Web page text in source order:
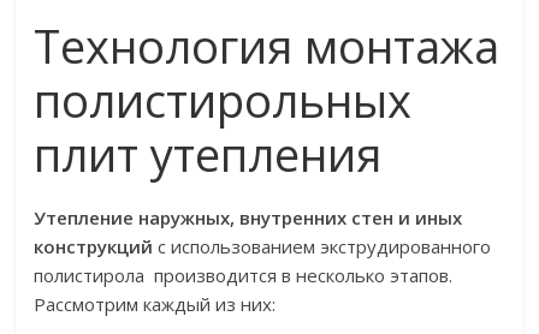
Технология монтажа
полистирольных
плит утепления
Утепление наружных, внутренних стен и иных
конструкций с использованием экструдированного
полистирола производится в несколько этапов.
Рассмотрим каждый из них: